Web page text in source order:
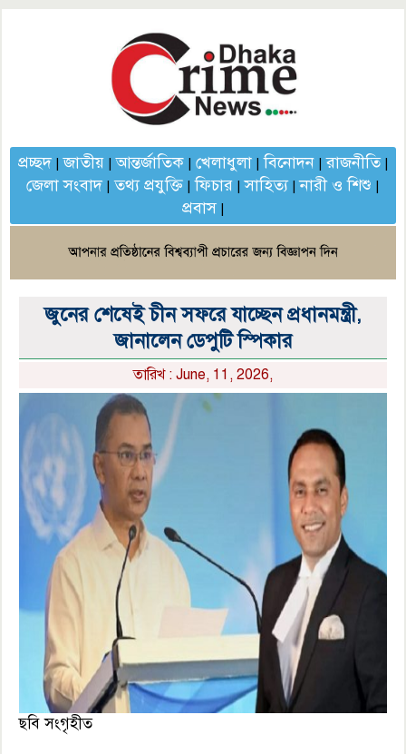
প্রচ্ছদ|জাতীয়|আন্তর্জাতিক| খেলাধুলা|বিনোদন|রাজনীতি|
জেলা সংবাদ|তথ্য প্রযুক্তি |ফিচার |সাহিত্য|নারী ও শিশু |
প্রবাস|
জুনের শেষেই চীন সফরে যাচ্ছেন প্রধানমন্ত্রী,
জানালেন ডেপুটি স্পিকার
তারিখ : June, 11, 2026,
ছবি সংগৃহীত